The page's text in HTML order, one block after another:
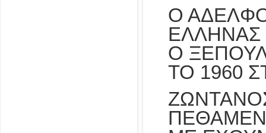
Ο
Ο
ΤΟ 1960